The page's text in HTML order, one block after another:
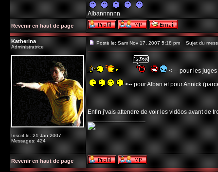
Albannnnnn
Revenir en haut de page
Katherina
Administratrice
Inscrit le: 21 Jan 2007
Messages: 424
Posté le: Sam Nov 17, 2007 5:18 pm Sujet du
<--- pour les juges
<-- pour Alban et pour Annick
Enfin j'vais attendre de voir les vidéos avant de
_________________
Revenir en haut de page